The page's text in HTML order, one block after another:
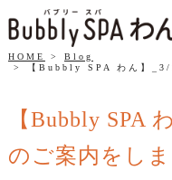
HOME
Blog
【Bubbly SPA わん】_3/
【Bubbly SPA
のご案内をし